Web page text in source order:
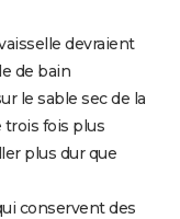
devraient
de bain
le sable sec de la
trois fois plus
plus dur que
conservent des